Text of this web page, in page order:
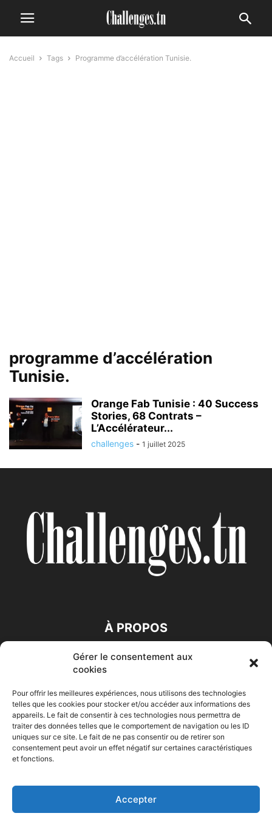
Gérer le consentement aux
cookies
Pour offrir les meilleures expériences, nous utilisons des technologies
telles que les cookies pour stocker et/ou accéder aux informations des
appareils. Le fait de consentir à ces technologies nous permettra de
traiter des données telles que le comportement de navigation ou les ID
uniques sur ce site. Le fait de ne pas consentir ou de retirer son
consentement peut avoir un effet négatif sur certaines caractéristiques
et fonctions.
Accepter
Accueil Tags Programme d’accélération Tunisie.
programme d’accélération
Tunisie.
Orange Fab Tunisie : 40 Success
Stories, 68 Contrats –
L’Accélérateur...
challenges - 1 juillet 2025
À PROPOS
SUIVEZ NOUS
Accueil Economie Entreprises Entrepreneur Afrique
HIGH-TECH Auto-Moto